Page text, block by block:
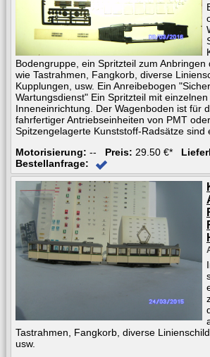
Bodengruppe, ein Spritzteil zum Anbringen
wie Tastrahmen, Fangkorb, diverse
Kupplungen, usw. Ein Anreibebogen
Wartungsdienst" Ein Spritzteil mit
Inneneinrichtung. Der Wagenboden ist für
fahrfertiger Antriebseinheiten von PMT
Spitzengelagerte Kunststoff-Radsätze sind
Motorisierung: -- Preis: 29.50 €*
Bestellanfrage:
Tastrahmen, Fangkorb, diverse
usw.